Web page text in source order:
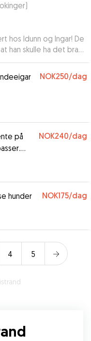
)
hos Idunn og Ingar! De
han skulle ha det bra
Canto ble dårlig en
hele veien med bilder
noe. Fikk skikkelig
for at han skulle
trygg, anbefaler Idunn
NOK250/dag
på
NOK240/dag
hunder NOK175/dag
4 5